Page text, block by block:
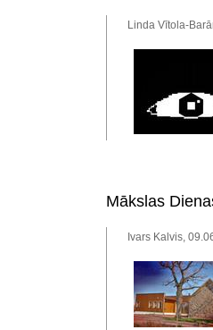
Linda Vītola-
Mākslas
Ivars Kalvis,